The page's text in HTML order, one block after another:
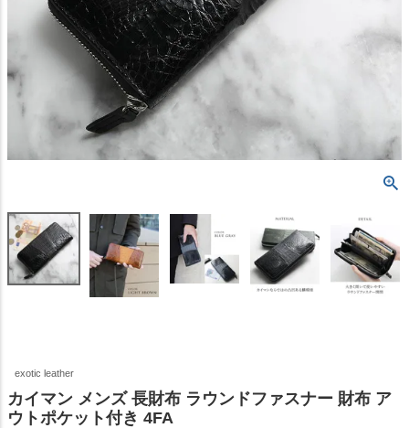
exotic leather
カイマン メンズ 長財布 ラウンドファスナー 財布 ア
ウトポケット付き 4FA